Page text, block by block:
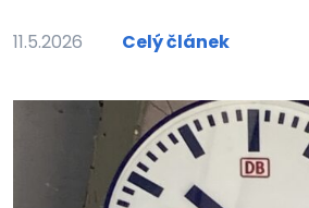
11.5.2026 Celý článek